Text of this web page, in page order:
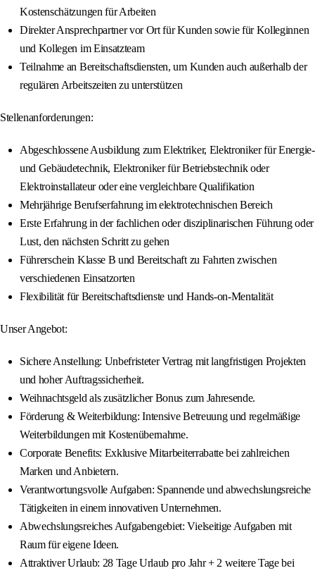
Kostenschätzungen für Arbeiten
Direkter Ansprechpartner vor Ort für Kunden sowie für Kolleginnen
und Kollegen im Einsatzteam
Teilnahme an Bereitschaftsdiensten, um Kunden auch außerhalb der
regulären Arbeitszeiten zu unterstützen
Stellenanforderungen:
Abgeschlossene Ausbildung zum Elektriker, Elektroniker für Energie-
und Gebäudetechnik, Elektroniker für Betriebstechnik oder
Elektroinstallateur oder eine vergleichbare Qualifikation
Mehrjährige Berufserfahrung im elektrotechnischen Bereich
Erste Erfahrung in der fachlichen oder disziplinarischen Führung oder
Lust, den nächsten Schritt zu gehen
Führerschein Klasse B und Bereitschaft zu Fahrten zwischen
verschiedenen Einsatzorten
Flexibilität für Bereitschaftsdienste und Hands-on-Mentalität
Unser Angebot:
Sichere Anstellung: Unbefristeter Vertrag mit langfristigen Projekten
und hoher Auftragssicherheit.
Weihnachtsgeld als zusätzlicher Bonus zum Jahresende.
Förderung & Weiterbildung: Intensive Betreuung und regelmäßige
Weiterbildungen mit Kostenübernahme.
Corporate Benefits: Exklusive Mitarbeiterrabatte bei zahlreichen
Marken und Anbietern.
Verantwortungsvolle Aufgaben: Spannende und abwechslungsreiche
Tätigkeiten in einem innovativen Unternehmen.
Abwechslungsreiches Aufgabengebiet: Vielseitige Aufgaben mit
Raum für eigene Ideen.
Attraktiver Urlaub: 28 Tage Urlaub pro Jahr + 2 weitere Tage bei